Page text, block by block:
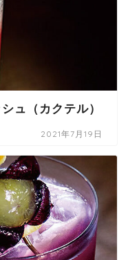
ュ（カクテル）
2021年7月19日